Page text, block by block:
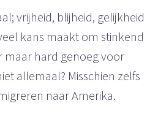
vrijheid, blijheid, gelijkheid
kans maakt om stinkend
maar hard genoeg voor
allemaal? Misschien zelfs
naar Amerika.